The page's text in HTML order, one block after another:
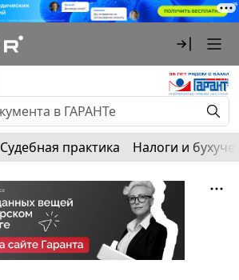
Судебная практика Налоги и